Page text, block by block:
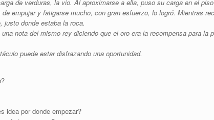
de verduras, la vio. Al aproximarse a ella, puso su carga en el
empujar y fatigarse mucho, con gran esfuerzo, lo logró. Mientras
justo donde estaba la roca.
nota del mismo rey diciendo que el oro era la recompensa para la
puede estar disfrazando una oportunidad.
idea por donde empezar?